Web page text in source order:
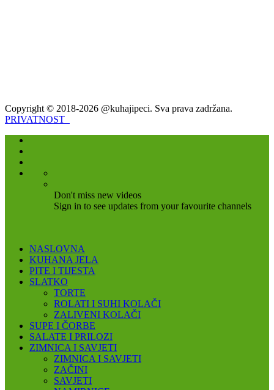
Copyright © 2018-2026 @kuhajipeci. Sva prava zadržana.
PRIVATNOST
Don't miss new videos
Sign in to see updates from your favourite channels
NASLOVNA
KUHANA JELA
PITE I TIJESTA
SLATKO
TORTE
ROLATI I SUHI KOLAČI
ZALIVENI KOLAČI
SUPE I ČORBE
SALATE I PRILOZI
ZIMNICA I SAVJETI
ZIMNICA I SAVJETI
ZAČINI
SAVJETI